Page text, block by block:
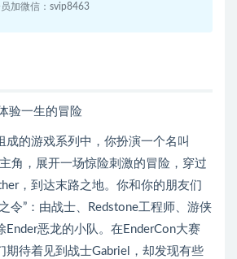
加微信：svip8463
验一生的冒险
成的游戏系列中，你扮演一个名叫
角，展开一场惊险刺激的冒险，穿过
，到达末路之地。你和你的朋友们
令”：由战士、Redstone工程师、游侠
Ender恶龙的小队。在EnderCon大赛
期待着见到战士Gabriel，却发现有些